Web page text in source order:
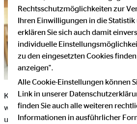
Köln, 28. April 2025 – Zu Ostern
war das Ziel einer liebevollen Aktion
und Kollegen aus der Kölner OVB-
Rechtsschutzmöglichkeiten zur
Ihren Einwilligungen in die
erklären Sie sich auch damit
individuelle
zu den eingesetzten Cookies
anzeigen".
Alle Cookie-Einstellungen können
Link in unserer
finden Sie auch alle weiteren
Informationen in ausführlicher